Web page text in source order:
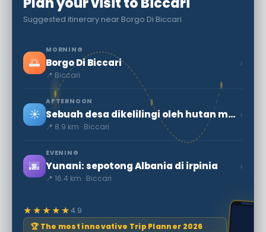
Suggested itinerary near Borgo Di Biccari
🌅
MORNING
Borgo Di Biccari
📍 Biccari
›
☀️
AFTERNOON
Sebuah desa dikelilingi oleh hutan menghadap Puglia
📍 8.9 km · Biccari
›
🌆
EVENING
Yunani: sepotong Albania di irpinia
📍 16.4 km · Biccari
›
★★★★★4.9
🏆 The most innovative Trip Planner 2026